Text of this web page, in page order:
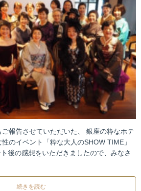
報告させていただいた、 銀座の粋なホテ
のイベント「粋な大人のSHOW TIME」
後の感想をいただきましたので、みなさ
続きを読む